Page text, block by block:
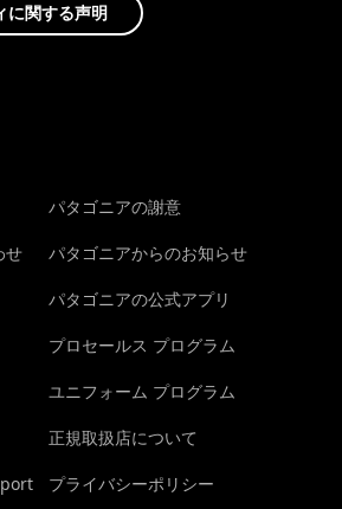
に関する声明
せ
パタゴニアの謝意
パタゴニアからのお知らせ
パタゴニアの公式アプリ
プロセールス プログラム
ユニフォーム プログラム
正規取扱店について
プライバシーポリシー